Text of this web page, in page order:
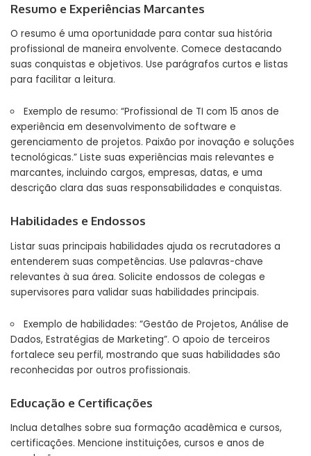
Resumo e Experiências Marcantes
O resumo é uma oportunidade para contar sua história
profissional de maneira envolvente. Comece destacando
suas conquistas e objetivos. Use parágrafos curtos e listas
para facilitar a leitura.
Exemplo de resumo: “Profissional de TI com 15 anos de
experiência em desenvolvimento de software e
gerenciamento de projetos. Paixão por inovação e soluções
tecnológicas.” Liste suas experiências mais relevantes e
marcantes, incluindo cargos, empresas, datas, e uma
descrição clara das suas responsabilidades e conquistas.
Habilidades e Endossos
Listar suas principais habilidades ajuda os recrutadores a
entenderem suas competências. Use palavras-chave
relevantes à sua área. Solicite endossos de colegas e
supervisores para validar suas habilidades principais.
Exemplo de habilidades: “Gestão de Projetos, Análise de
Dados, Estratégias de Marketing”. O apoio de terceiros
fortalece seu perfil, mostrando que suas habilidades são
reconhecidas por outros profissionais.
Educação e Certificações
Inclua detalhes sobre sua formação acadêmica e cursos,
certificações. Mencione instituições, cursos e anos de